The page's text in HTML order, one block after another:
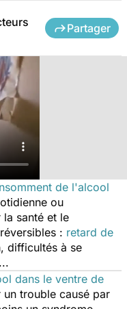
Partager
de l'alcool
ou
santé et le
: retard de
difficultés à se
dans le ventre de
trouble causé par